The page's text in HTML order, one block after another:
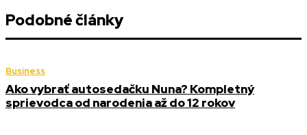
Podobné články
Business
Ako vybrať autosedačku Nuna? Kompletný
sprievodca od narodenia až do 12 rokov